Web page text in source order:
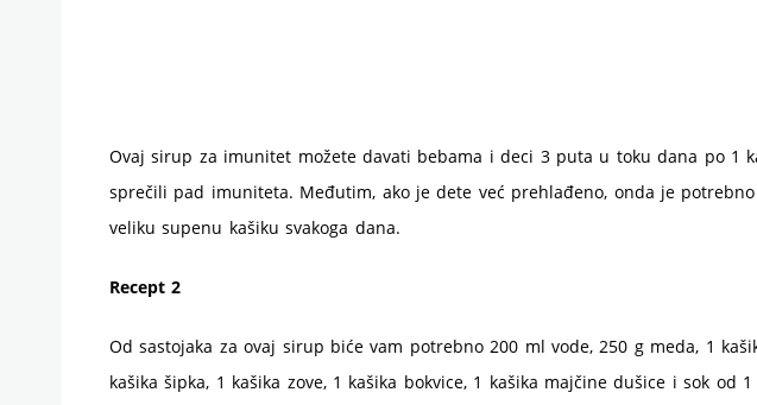
Ovaj sirup za imunitet možete davati bebama i deci 3 puta u toku dana po 1
sprečili pad imuniteta. Međutim, ako je dete već prehlađeno, onda je
veliku supenu kašiku svakoga dana.
Recept 2
Od sastojaka za ovaj sirup biće vam potrebno 200 ml vode, 250 g meda, 1
kašika šipka, 1 kašika zove, 1 kašika bokvice, 1 kašika majčine dušice i sok od